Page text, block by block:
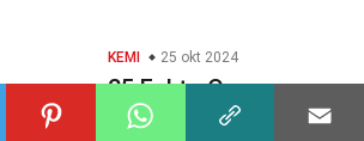
KEMI 25 okt 2024
25 Fakta Om
Superkritiske Væsker